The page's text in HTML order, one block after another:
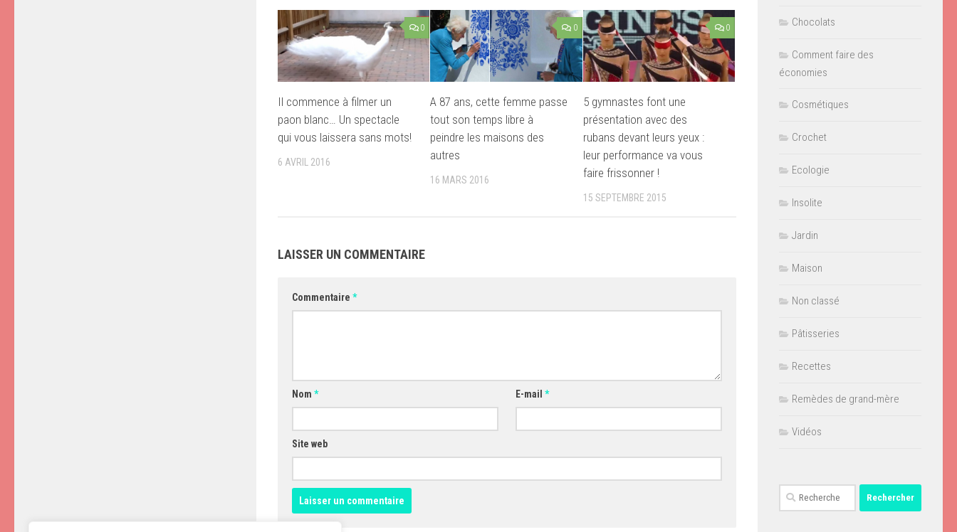
0
Il commence à filmer un
paon blanc… Un spectacle
qui vous laissera sans mots!
6 AVRIL 2016
0
A 87 ans, cette femme passe
tout son temps libre à
peindre les maisons des
autres
16 MARS 2016
0
5 gymnastes font une
présentation avec des
rubans devant leurs yeux :
leur performance va vous
faire frissonner !
15 SEPTEMBRE 2015
LAISSER UN COMMENTAIRE
Commentaire *
Nom * E-mail*
Site web
Chocolats
Comment faire des
économies
Cosmétiques
Crochet
Ecologie
Insolite
Jardin
Maison
Non classé
Pâtisseries
Recettes
Remèdes de grand-mère
Vidéos
Rechercher :